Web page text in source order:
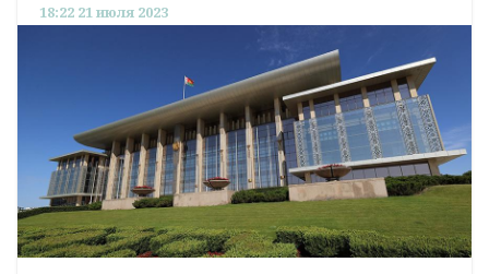
18:22 21 июля 2023